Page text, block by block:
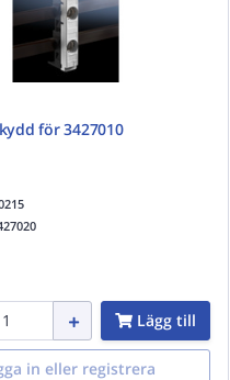
för 3427010
Lägg till
in eller registrera